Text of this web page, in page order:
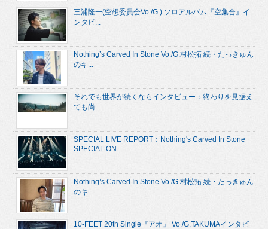
三浦隆一(空想委員会Vo./G.) ソロアルバム『空集合』イ
ンタビ...
Nothing’s Carved In Stone Vo./G.村松拓 続・たっきゅん
のキ...
それでも世界が続くならインタビュー：終わりを見据え
ても尚...
SPECIAL LIVE REPORT：Nothing's Carved In Stone
SPECIAL ON...
Nothing’s Carved In Stone Vo./G.村松拓 続・たっきゅん
のキ...
10-FEET 20th Single『アオ』 Vo./G.TAKUMAインタビ